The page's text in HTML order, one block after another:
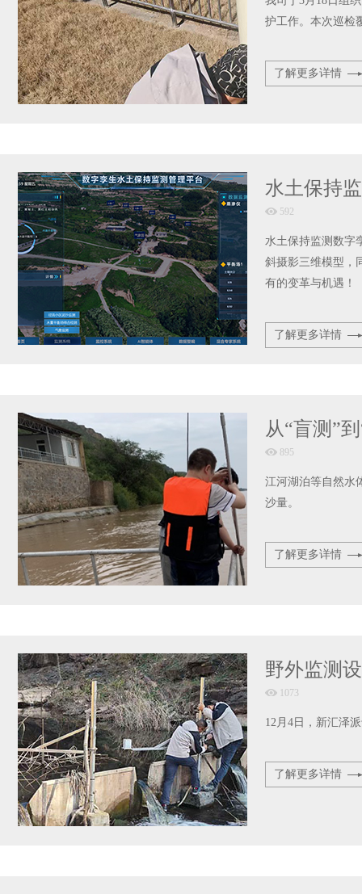
护工作。本次巡检
了解更多详情
水土保持
592
水土保持监测数字
斜摄影三维模型，
有的变革与机遇！
了解更多详情
从“盲测”
895
江河湖泊等自然水
沙量。
了解更多详情
野外监测
1073
12月4日，新汇泽
了解更多详情